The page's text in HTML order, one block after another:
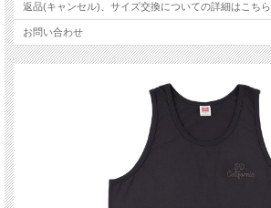
【167cm 63kg Lサイズ着用】
返品(キャンセル)、サイズ交換についての詳細はこちら
お問い合わせ